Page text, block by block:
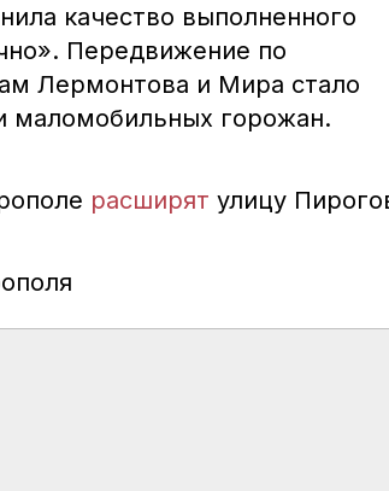
качество выполненного
Передвижение по
Лермонтова и Мира стало
маломобильных горожан.
расширят улицу